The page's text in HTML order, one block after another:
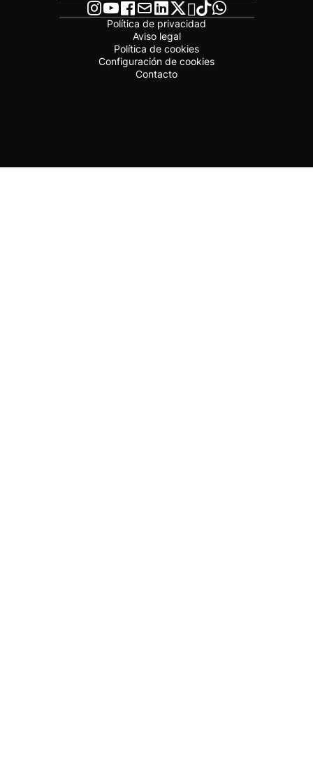
Política de privacidad
Aviso legal
Política de cookies
Configuración de cookies
Contacto